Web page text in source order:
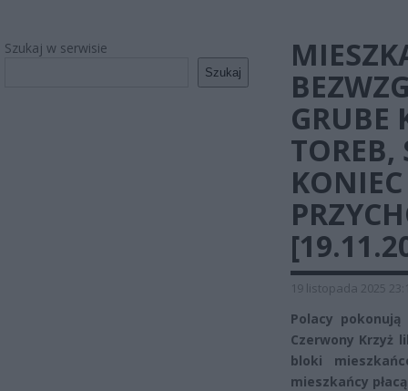
Szukaj w serwisie
Szukaj
GRUBE
19 listopada 2025
Polacy
Czerwony Krzyż
bloki
mieszkańcy